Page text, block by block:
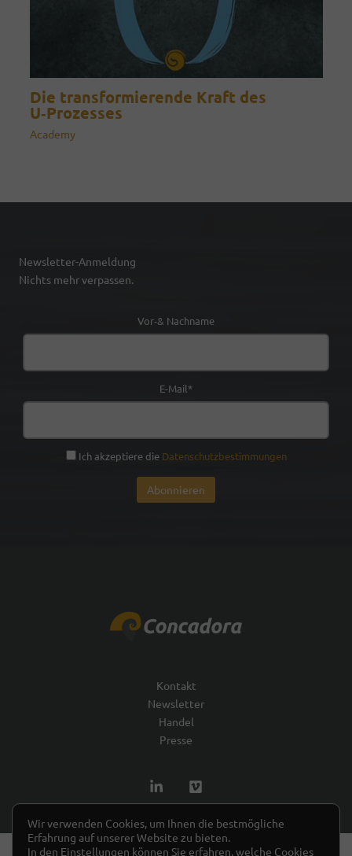
Die transformierende Kraft des
U‑Prozesses
Academy
Newsletter-Anmeldung
Nichts mehr verpassen.
Vor-& Nachname
E-Mail*
Ich akzeptiere die Datenschutzbestimmungen
Kontakt
Newsletter
Handel
Presse
Wir verwenden Cookies, um Ihnen die bestmögliche
Erfahrung auf unserer Website zu bieten.
In den Einstellungen können Sie erfahren, welche Cookies